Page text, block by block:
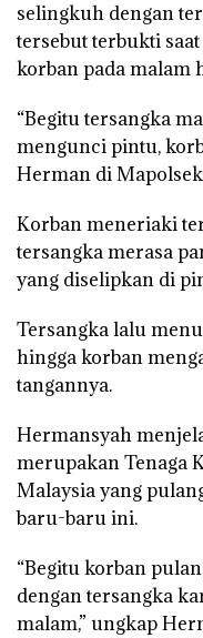
selingkuh dengan
tersebut terbukti
korban pada malam
“Begitu tersangka
mengunci pintu,
Herman di
Korban meneriaki
tersangka merasa
yang diselipkan di
Tersangka lalu
hingga korban
tangannya.
Hermansyah
merupakan Tenaga
Malaysia yang
baru-baru ini.
“Begitu korban
dengan tersangka
malam,” ungkap